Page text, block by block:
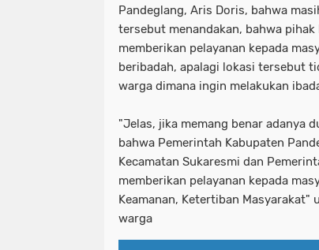
Pandeglang, Aris Doris, bahwa
tersebut menandakan, bahwa
memberikan pelayanan kepada
beribadah, apalagi lokasi tersebut
warga dimana ingin melakukan
"Jelas, jika memang benar adanya
bahwa Pemerintah Kabupaten
Kecamatan Sukaresmi dan
memberikan pelayanan kepada
Keamanan, Ketertiban Masyarakat"
warga